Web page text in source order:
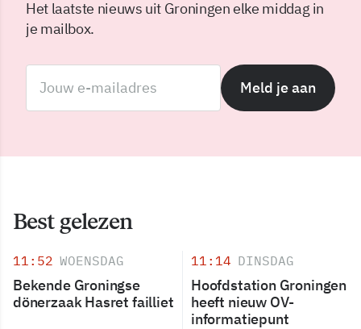
Het laatste nieuws uit Groningen elke middag in
je mailbox.
Meld je aan
Best gelezen
11:52 WOENSDAG
Bekende Groningse
dönerzaak Hasret failliet
11:14 DINSDAG
Hoofdstation Groningen
heeft nieuw OV-
informatiepunt